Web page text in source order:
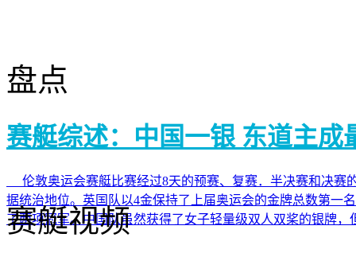
盘点
赛艇综述：中国一银 东道主成
伦敦奥运会赛艇比赛经过8天的预赛、复赛．半决赛和决赛
据统治地位。英国队以4金保持了上届奥运会的金牌总数第一
了两项冠军。中国队虽然获得了女子轻量级双人双桨的银牌
赛艇视频